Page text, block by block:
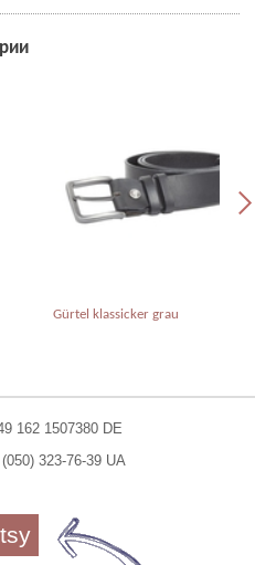
Gürtel klassicker grau
162 1507380 DE
323-76-39 UA